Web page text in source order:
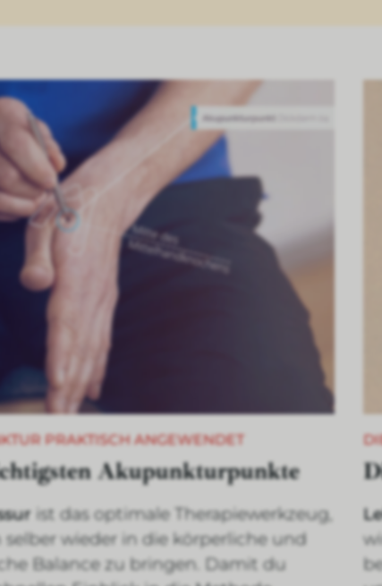
PRAKTISCH ANGEWENDET
Akupunkturpunkte
ist das optimale Therapiewerkzeug,
selber wieder in die körperliche und
Balance zu bringen. Damit du